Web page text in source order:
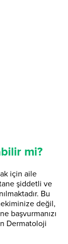
mi?
için aile
şiddetli ve
Bu
değil,
başvurmanızı
Dermatoloji